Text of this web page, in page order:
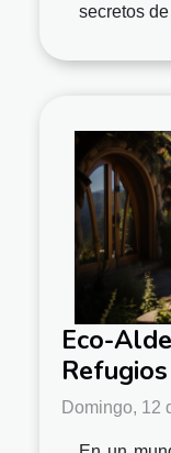
secretos
Eco-
Domingo, 12